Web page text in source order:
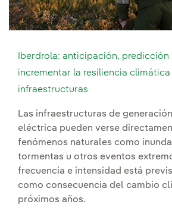
Iberdrola: anticipación,
incrementar la resiliencia climática
infraestructuras
Las infraestructuras de
eléctrica pueden verse
fenómenos naturales como
tormentas u otros eventos
frecuencia e intensidad está
como consecuencia del cambio
próximos años.